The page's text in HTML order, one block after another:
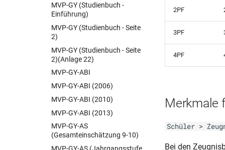
DSND.DAS-HS-MSA-AS
(Anlage 8 und 9)(§23)
DSND-DAS-ZZ (Q-Phase)
DSND-DAS-ZZ (Q-Phase)
(Anlage 1)(RiLi 1.6)
(07.09)
BER-BF-HJZ (einjährig)
BER-BF-HJZ
BER-BF-MSA (einjährig)
BER-BFS-AS (Z 522a)(04.11)
BER-BFS-AZ (Schul Z 523a)
BER-BOS-AZ (Schul Z 534)
(03.05)
BER-BOS-FHReife (Schul Z
BER-BOS-FHReife (Schul Z
532)(06.05)
MVP-GY (Studienbuch -
Einführung)
MVP-GY (Studienbuch - Seite
2)
MVP-GY (Studienbuch - Seite
2)(Anlage 22)
MVP-GY-ABI
MVP-GY-ABI (2006)
MVP-GY-ABI (2010)
MVP-GY-ABI (2013)
MVP-GY-AS
(Gesamteinschätzung 9-10)
2PF
3PF
4PF
Merkmale
Schüler >
Bei den